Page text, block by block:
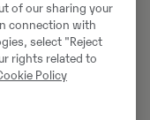
dina
och
också analys
så att din
of our sharing your
connection with
select "Reject
rights related to
Policy